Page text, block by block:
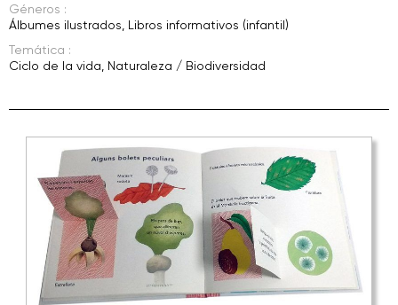
Géneros :
Álbumes ilustrados Libros informativos (infantil)
Temática :
Ciclo de la vida Naturaleza / Biodiversidad